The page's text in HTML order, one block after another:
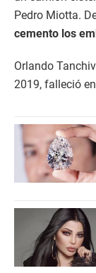
Pedro Miotta.
cemento los
Orlando
2019, falleció